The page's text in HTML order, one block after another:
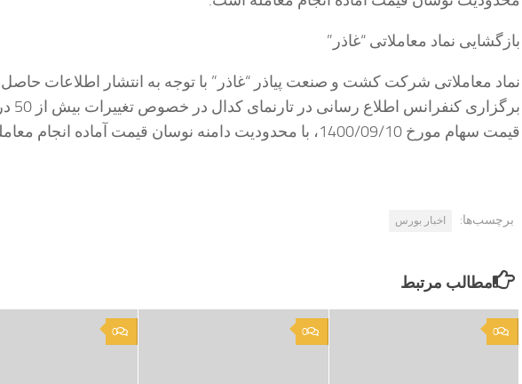
بازگشایی نماد معاملاتی “غاذر”
نماد معاملاتی شرکت کشت و صنعت پیاذر “غاذر” با توجه به انتشار اطلاعات حاصل
برگزاری
قیمت سهام مورخ 1400/09/10، با محدودیت دامنه نوسان قیمت آماده انجام معامله است.
برچسب‌ها: اخبار بورس
مطالب مرتبط
0 0 0